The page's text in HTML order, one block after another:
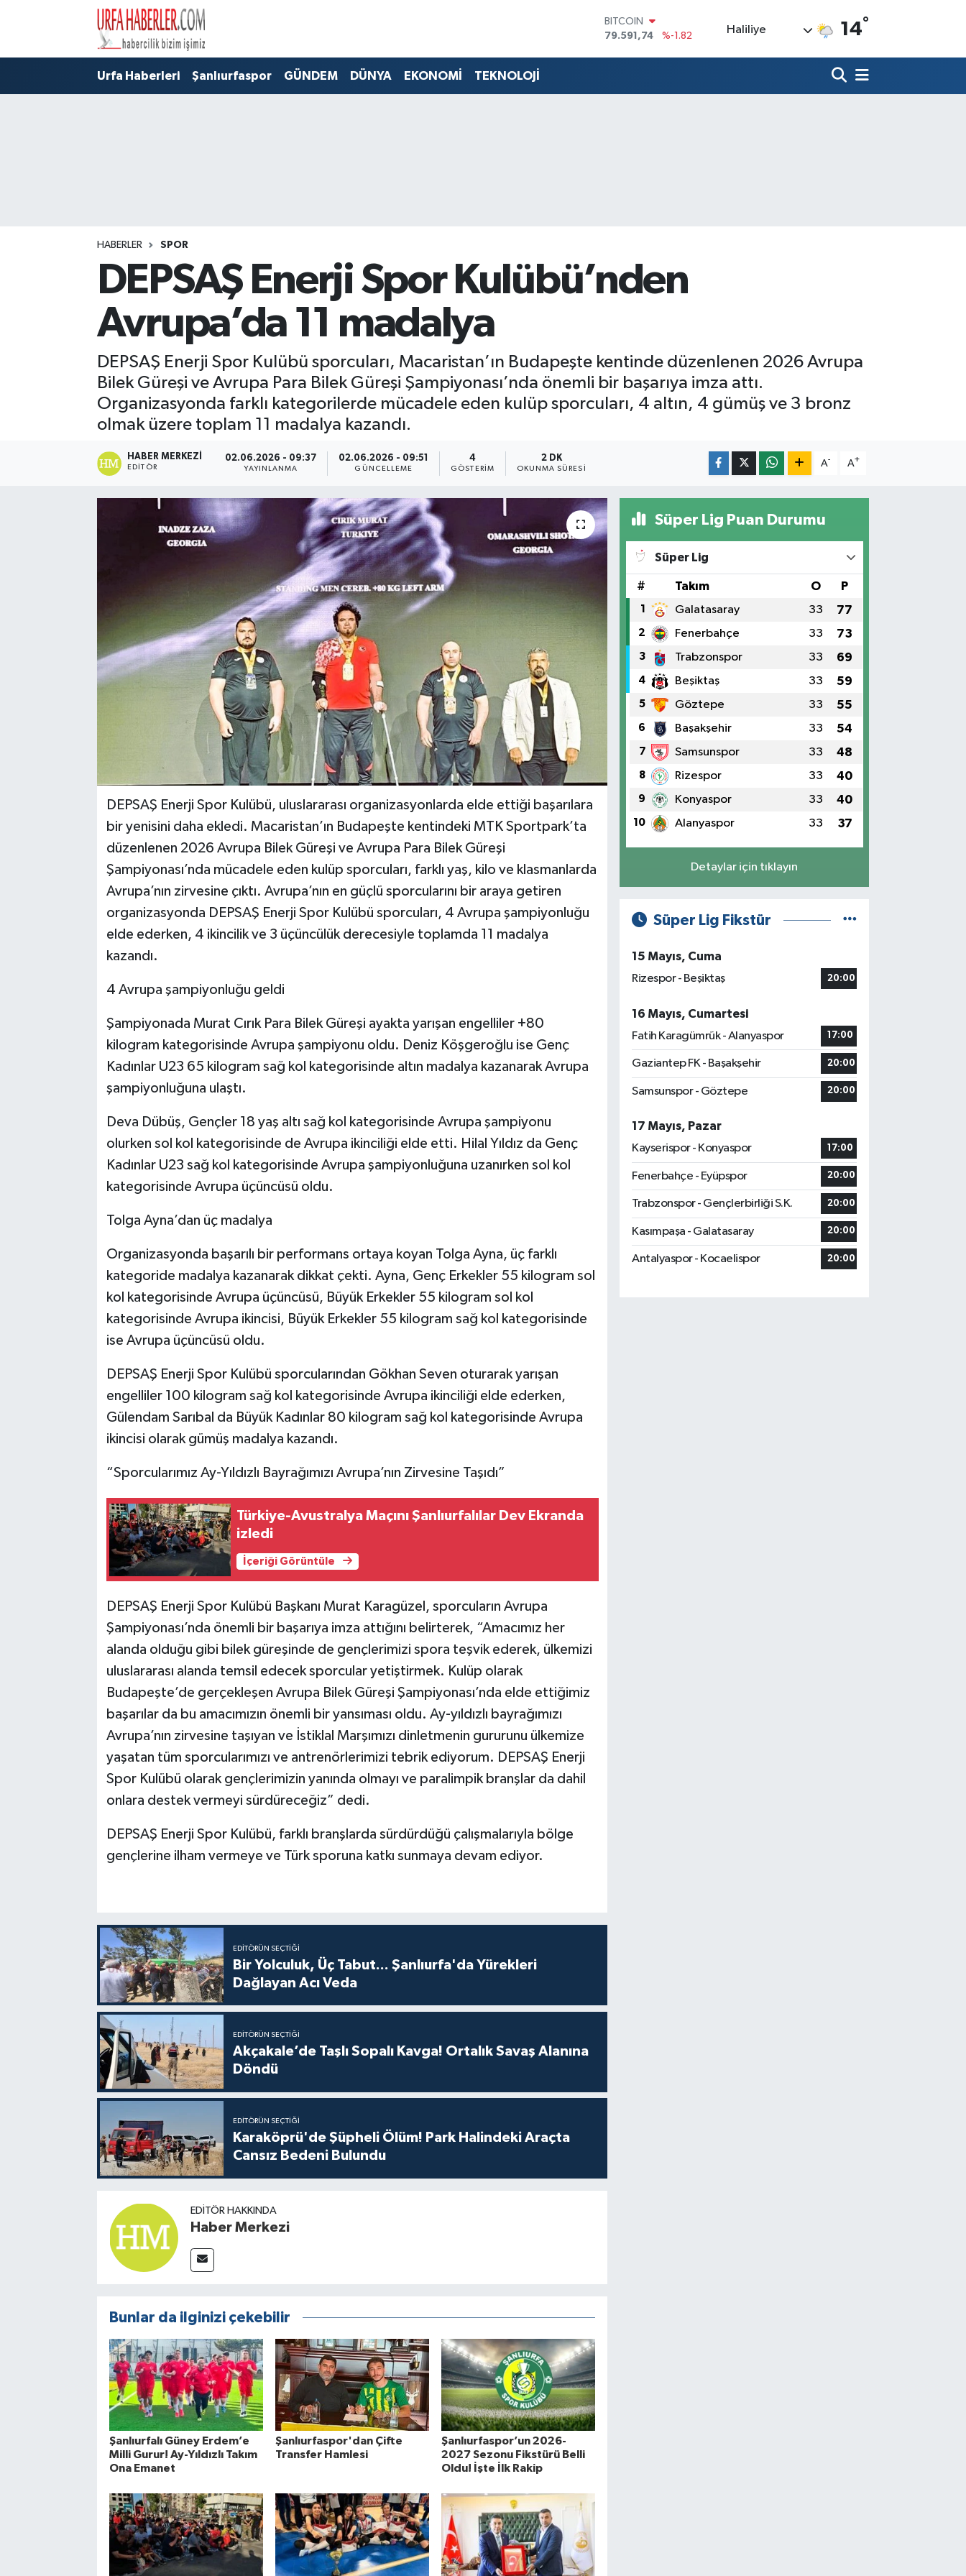
DOLAR
45,43620
%0.02
61,60380
%0.18
Haliliye 14°
Urfa Haberleri Şanlıurfaspor GÜNDEM DÜNYA EKONOMİ TEKNOLOJİ
HABERLER SPOR
DEPSAŞ Enerji Spor Kulübü’nden
Avrupa’da 11 madalya
DEPSAŞ Enerji Spor Kulübü sporcuları, Macaristan’ın Budapeşte kentinde düzenlenen 2026 Avrupa
Bilek Güreşi ve Avrupa Para Bilek Güreşi Şampiyonası’nda önemli bir başarıya imza attı.
Organizasyonda farklı kategorilerde mücadele eden kulüp sporcuları, 4 altın, 4 gümüş ve 3 bronz
olmak üzere toplam 11 madalya kazandı.
HABER MERKEZI
EDITÖR
02.06.2026 - 09:37
YAYINLANMA
02.06.2026 - 09:51
GÜNCELLEME
4
GÖSTERIM
2 DK
OKUNMA SÜRESI
A- A+
DEPSAŞ Enerji Spor Kulübü, uluslararası organizasyonlarda elde ettiği başarılara
bir yenisini daha ekledi. Macaristan’ın Budapeşte kentindeki MTK Sportpark’ta
düzenlenen 2026 Avrupa Bilek Güreşi ve Avrupa Para Bilek Güreşi
Şampiyonası’nda mücadele eden kulüp sporcuları, farklı yaş, kilo ve klasmanlarda
Avrupa’nın zirvesine çıktı. Avrupa’nın en güçlü sporcularını bir araya getiren
organizasyonda DEPSAŞ Enerji Spor Kulübü sporcuları, 4 Avrupa şampiyonluğu
elde ederken, 4 ikincilik ve 3 üçüncülük derecesiyle toplamda 11 madalya
kazandı.
4 Avrupa şampiyonluğu geldi
Şampiyonada Murat Cırık Para Bilek Güreşi ayakta yarışan engelliler +80
kilogram kategorisinde Avrupa şampiyonu oldu. Deniz Köşgeroğlu ise Genç
Kadınlar U23 65 kilogram sağ kol kategorisinde altın madalya kazanarak Avrupa
şampiyonluğuna ulaştı.
Deva Dübüş, Gençler 18 yaş altı sağ kol kategorisinde Avrupa şampiyonu
olurken sol kol kategorisinde de Avrupa ikinciliği elde etti. Hilal Yıldız da Genç
Kadınlar U23 sağ kol kategorisinde Avrupa şampiyonluğuna uzanırken sol kol
kategorisinde Avrupa üçüncüsü oldu.
Tolga Ayna’dan üç madalya
Organizasyonda başarılı bir performans ortaya koyan Tolga Ayna, üç farklı
kategoride madalya kazanarak dikkat çekti. Ayna, Genç Erkekler 55 kilogram sol
kol kategorisinde Avrupa üçüncüsü, Büyük Erkekler 55 kilogram sol kol
kategorisinde Avrupa ikincisi, Büyük Erkekler 55 kilogram sağ kol kategorisinde
ise Avrupa üçüncüsü oldu.
DEPSAŞ Enerji Spor Kulübü sporcularından Gökhan Seven oturarak yarışan
engelliler 100 kilogram sağ kol kategorisinde Avrupa ikinciliği elde ederken,
Gülendam Sarıbal da Büyük Kadınlar 80 kilogram sağ kol kategorisinde Avrupa
ikincisi olarak gümüş madalya kazandı.
“Sporcularımız Ay-Yıldızlı Bayrağımızı Avrupa’nın Zirvesine Taşıdı”
Türkiye-Avustralya Maçını Şanlıurfalılar Dev Ekranda
izledi
İçeriği Görüntüle
DEPSAŞ Enerji Spor Kulübü Başkanı Murat Karagüzel, sporcuların Avrupa
Şampiyonası’nda önemli bir başarıya imza attığını belirterek, “Amacımız her
alanda olduğu gibi bilek güreşinde de gençlerimizi spora teşvik ederek, ülkemizi
uluslararası alanda temsil edecek sporcular yetiştirmek. Kulüp olarak
Budapeşte’de gerçekleşen Avrupa Bilek Güreşi Şampiyonası’nda elde ettiğimiz
başarılar da bu amacımızın önemli bir yansıması oldu. Ay-yıldızlı bayrağımızı
Avrupa’nın zirvesine taşıyan ve İstiklal Marşımızı dinletmenin gururunu ülkemize
yaşatan tüm sporcularımızı ve antrenörlerimizi tebrik ediyorum. DEPSAŞ Enerji
Spor Kulübü olarak gençlerimizin yanında olmayı ve paralimpik branşlar da dahil
onlara destek vermeyi sürdüreceğiz” dedi.
DEPSAŞ Enerji Spor Kulübü, farklı branşlarda sürdürdüğü çalışmalarıyla bölge
gençlerine ilham vermeye ve Türk sporuna katkı sunmaya devam ediyor.
EDITÖRÜN SEÇTIĞI
Bir Yolculuk, Üç Tabut... Şanlıurfa'da Yürekleri
Dağlayan Acı Veda
EDITÖRÜN SEÇTIĞI
Akçakale’de Taşlı Sopalı Kavga! Ortalık Savaş Alanına
Döndü
EDITÖRÜN SEÇTIĞI
Karaköprü'de Şüpheli Ölüm! Park Halindeki Araçta
Cansız Bedeni Bulundu
EDITÖR HAKKINDA
Haber Merkezi
Bunlar da ilginizi çekebilir
Şanlıurfalı Güney Erdem’e
Milli Gurur! Ay-Yıldızlı Takım
Ona Emanet
Şanlıurfaspor'dan Çifte
Transfer Hamlesi
Şanlıurfaspor’un 2026-
2027 Sezonu Fikstürü Belli
Oldu! İşte İlk Rakip
Süper Lig Puan Durumu
Süper Lig
# Takım O P
1 Galatasaray 33 77
2 Fenerbahçe 33 73
3 Trabzonspor 33 69
4 Beşiktaş 33 59
5 Göztepe 33 55
6 Başakşehir 33 54
7 Samsunspor 33 48
8 Rizespor 33 40
9 Konyaspor 33 40
10 Alanyaspor 33 37
Detaylar için tıklayın
Süper Lig Fikstür
15 Mayıs, Cuma
Rizespor - Beşiktaş
20:00
16 Mayıs, Cumartesi
Fatih Karagümrük - Alanyaspor
17:00
Gaziantep FK - Başakşehir 20:00
Samsunspor - Göztepe 20:00
17 Mayıs, Pazar
Kayserispor - Konyaspor
17:00
Fenerbahçe - Eyüpspor 20:00
Trabzonspor - Gençlerbirliği S.K. 20:00
Kasımpaşa - Galatasaray 20:00
Antalyaspor - Kocaelispor 20:00
Şanlıurfa Nöbetçi Eczaneler
Son Dakika Haberleri
Haber Arşivi